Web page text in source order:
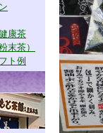
康茶
末茶）
ト例